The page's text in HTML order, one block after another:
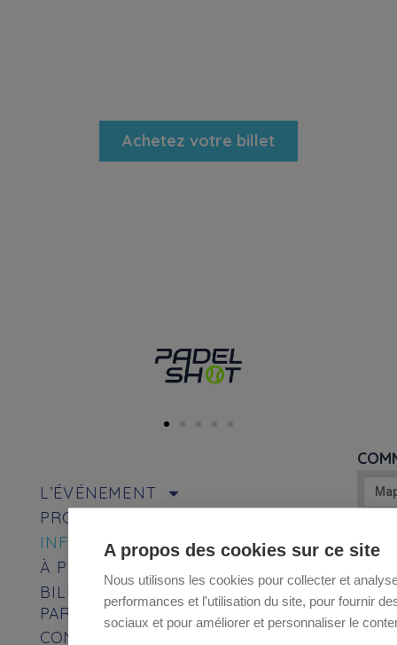
Achetez votre billet
L’ÉVÉNEMENT
PROGRAMME
INFOS PRATIQUES
À PROPOS
BILLETTERIE 2026
PARTENAIRES
CONTACT
A propos des cookies sur ce site
Nous utilisons les cookies pour collecter et
performances et l'utilisation du site, pour fournir
sociaux et pour améliorer et personnaliser le